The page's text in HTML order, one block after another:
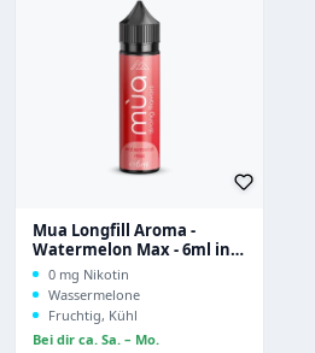
Mua Longfill Aroma -
Watermelon Max - 6ml in
60ml Flasche
0 mg Nikotin
Wassermelone
Fruchtig, Kühl
Bei dir ca. Sa. – Mo.